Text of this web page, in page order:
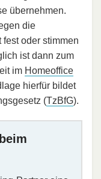
übernehmen.
die
oder stimmen
ist dann zum
im Homeoffice
hierfür bildet
(TzBfG).